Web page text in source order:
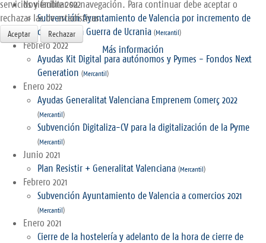
Noviembre 2022
Subvención Ayuntamiento de Valencia por incremento de
costes por la Guerra de Ucrania (Mercantil)
Febrero 2022
Ayudas Kit Digital para autónomos y Pymes - Fondos Next
Generation (Mercantil)
Enero 2022
Ayudas Generalitat Valenciana Emprenem Comerç 2022
(Mercantil)
Subvención Digitaliza-CV para la digitalización de la Pyme
(Mercantil)
Junio 2021
Plan Resistir + Generalitat Valenciana (Mercantil)
Febrero 2021
Subvención Ayuntamiento de Valencia a comercios 2021
(Mercantil)
Enero 2021
Cierre de la hostelería y adelanto de la hora de cierre de
servicios y facilitar su navegación. Para continuar debe aceptar o
rechazar las de estadísticas.
Aceptar Rechazar
Más información